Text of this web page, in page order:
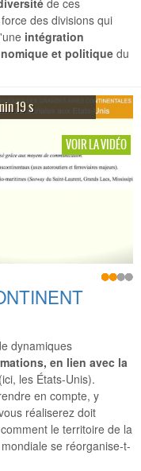
des divisions qui
intégration
et politique du
19 s
VOIR LA VIDÉO
dynamiques
en lien avec la
(ici, les États-Unis).
en compte, y
réaliserez doit
le territoire de la
se réorganise-t-